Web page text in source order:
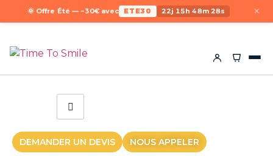
🌞 Offre Été — −30€ avec ETE30 22j 15h 48m 28s ×
DEMANDER UN DEVIS NOUS APPELER